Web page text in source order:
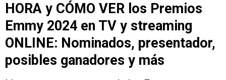
HORA y CÓMO VER los Premios
Emmy 2024 en TV y streaming
ONLINE: Nominados, presentador,
posibles ganadores y más